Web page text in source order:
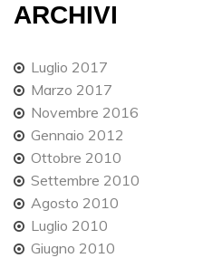
ARCHIVI
Luglio 2017
Marzo 2017
Novembre 2016
Gennaio 2012
Ottobre 2010
Settembre 2010
Agosto 2010
Luglio 2010
Giugno 2010